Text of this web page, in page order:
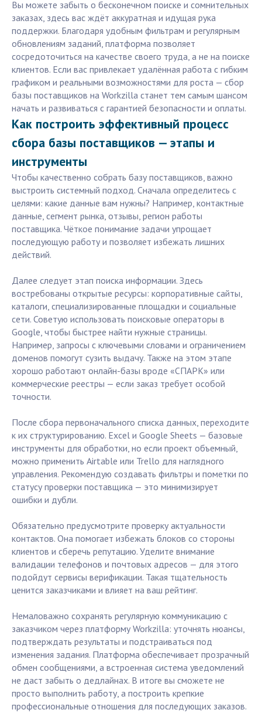
Вы можете забыть о бесконечном поиске и сомнительных
заказах, здесь вас ждёт аккуратная и идущая рука
поддержки. Благодаря удобным фильтрам и регулярным
обновлениям заданий, платформа позволяет
сосредоточиться на качестве своего труда, а не на поиске
клиентов. Если вас привлекает удалённая работа с гибким
графиком и реальными возможностями для роста — сбор
базы поставщиков на Workzilla станет тем самым шансом
начать и развиваться с гарантией безопасности и оплаты.
Как построить эффективный процесс
сбора базы поставщиков — этапы и
инструменты
Чтобы качественно собрать базу поставщиков, важно
выстроить системный подход. Сначала определитесь с
целями: какие данные вам нужны? Например, контактные
данные, сегмент рынка, отзывы, регион работы
поставщика. Чёткое понимание задачи упрощает
последующую работу и позволяет избежать лишних
действий.
Далее следует этап поиска информации. Здесь
востребованы открытые ресурсы: корпоративные сайты,
каталоги, специализированные площадки и социальные
сети. Советую использовать поисковые операторы в
Google, чтобы быстрее найти нужные страницы.
Например, запросы с ключевыми словами и ограничением
доменов помогут сузить выдачу. Также на этом этапе
хорошо работают онлайн-базы вроде «СПАРК» или
коммерческие реестры — если заказ требует особой
точности.
После сбора первоначального списка данных, переходите
к их структурированию. Excel и Google Sheets — базовые
инструменты для обработки, но если проект объемный,
можно применить Airtable или Trello для наглядного
управления. Рекомендую создавать фильтры и пометки по
статусу проверки поставщика — это минимизирует
ошибки и дубли.
Обязательно предусмотрите проверку актуальности
контактов. Она помогает избежать блоков со стороны
клиентов и сберечь репутацию. Уделите внимание
валидации телефонов и почтовых адресов — для этого
подойдут сервисы верификации. Такая тщательность
ценится заказчиками и влияет на ваш рейтинг.
Немаловажно сохранять регулярную коммуникацию с
заказчиком через платформу Workzilla: уточнять нюансы,
подтверждать результаты и подстраиваться под
изменения задания. Платформа обеспечивает прозрачный
обмен сообщениями, а встроенная система уведомлений
не даст забыть о дедлайнах. В итоге вы сможете не
просто выполнить работу, а построить крепкие
профессиональные отношения для последующих заказов.